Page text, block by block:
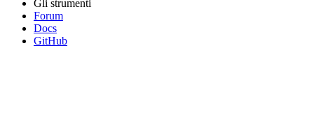
Gli strumenti
Forum
Docs
GitHub